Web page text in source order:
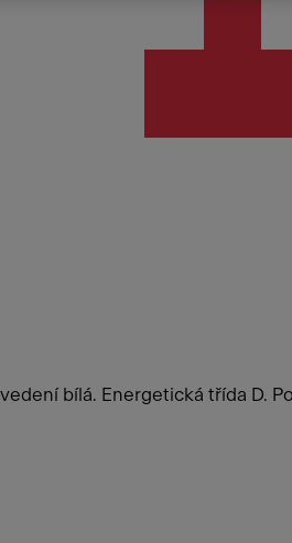
bílá. Energetická třída D.